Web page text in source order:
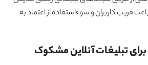
فریب کاربران و سوءاستفاده از اعتماد به
تبلیغات آنلاین مشکوک